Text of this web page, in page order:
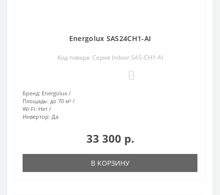
Energolux SAS24CH1-AI
Код товара: Серия Indoor SAS-CH1-AI
Бренд: Energolux
Площадь: до 70 м²
Wi-Fi: Нет
Инвертор: Да
33 300 р.
В КОРЗИНУ